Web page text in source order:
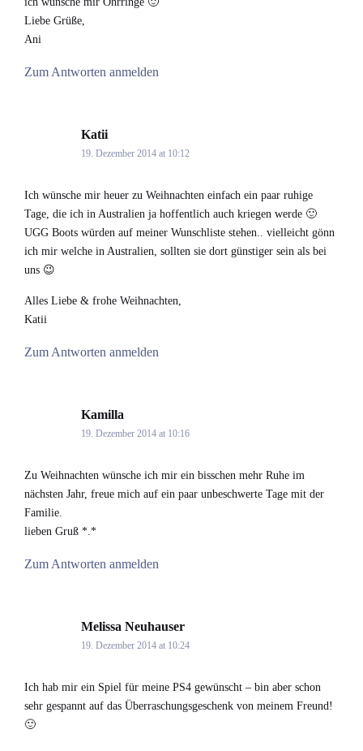
Liebe Grüße,
Ani
Zum Antworten anmelden
Katiisays:
19. Dezember 2014 at 10:12
Ich wünsche mir heuer zu Weihnachten einfach ein paar ruhige
Tage, die ich in Australien ja hoffentlich auch kriegen werde 🙂
UGG Boots würden auf meiner Wunschliste stehen.. vielleicht gönn
ich mir welche in Australien, sollten sie dort günstiger sein als bei
uns 😉
Alles Liebe & frohe Weihnachten,
Katii
Zum Antworten anmelden
Kamilla
19. Dezember 2014 at 10:16
Zu Weihnachten wünsche ich mir ein bisschen mehr Ruhe im
nächsten Jahr, freue mich auf ein paar unbeschwerte Tage mit der
Familie.
lieben Gruß *.*
Zum Antworten anmelden
Melissa Neuhauser
19. Dezember 2014 at 10:24
Ich hab mir ein Spiel für meine PS4 gewünscht – bin aber schon
sehr gespannt auf das Überraschungsgeschenk von meinem Freund!
🙂